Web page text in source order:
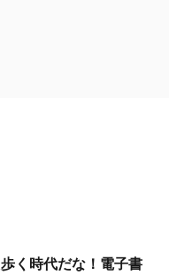
く時代だな！電子書